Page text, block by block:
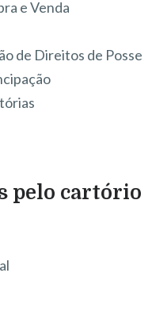
e Venda
de Direitos de Posse
pelo cartório